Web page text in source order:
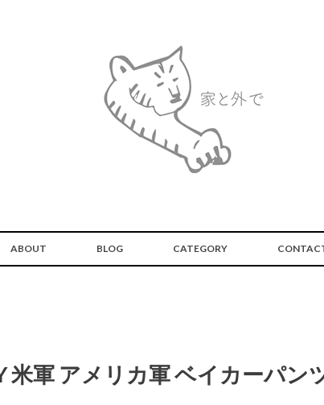
ABOUT BLOG CATEGORY
米軍 アメリカ軍 ベイカーパン